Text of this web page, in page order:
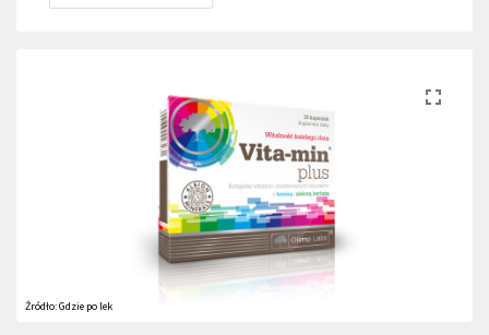
Źródło:Gdzie po lek